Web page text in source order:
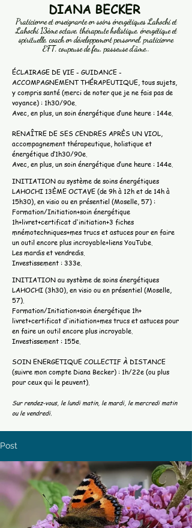
​DIANA BECKER
Praticienne et enseignante en soins énergétiques Lahochi et
Lahochi 13ème octave, thérapeute holistique, énergétique et
spirituelle, coach en développement personnel, praticienne
EFT, coupeuse de feu, passeuse d’âme..
ÉCLAIRAGE DE VIE - GUIDANCE -
ACCOMPAGNEMENT THÉRAPEUTIQUE, tous sujets,
y compris santé (merci de noter que je ne fais pas de
voyance) : 1h30/90e.
Avec, en plus, un soin énergétique d’une heure : 144e.
RENAÎTRE DE SES CENDRES APRÈS UN VIOL,
accompagnement thérapeutique, holistique et
énergétique d’1h30/90e.
Avec, en plus, un soin énergétique d’une heure : 144e.
INITIATION au système de soins énergétiques
LAHOCHI 13ÈME OCTAVE (de 9h à 12h et de 14h à
15h30), en visio ou en présentiel (Moselle, 57) :
Formation/Initiation+soin énergétique
1h+livret+certificat d'initiation+3 fiches
mnémotechniques+mes trucs et astuces pour en faire
un outil encore plus incroyable+liens YouTube.
Les mardis et vendredis.
Investissement : 333e.
INITIATION au système de soins énergétiques
LAHOCHI (3h30), en visio ou en présentiel (Moselle,
57).
Formation/Initiation+soin énergétique 1h+
livret+certificat d'initiation+mes trucs et astuces pour
en faire un outil encore plus incroyable.
Investissement : 155e.
SOIN ENERGETIQUE COLLECTIF À DISTANCE
(suivre mon compte Diana Becker) : 1h/22e (ou plus
pour ceux qui le peuvent).
Sur rendez-vous, le lundi matin, le mardi, le mercredi matin
ou le vendredi.
Post